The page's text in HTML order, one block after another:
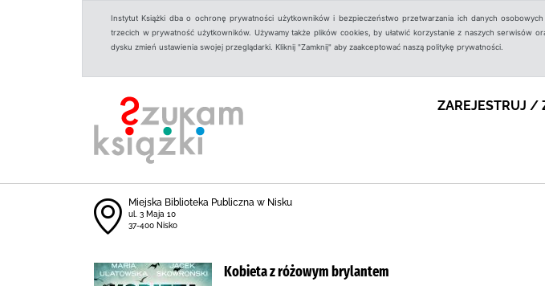
Instytut Książki dba o ochronę prywatności użytkowników i bezpieczeństwo przetwarzania ich danych
trzecich w prywatność użytkowników. Używamy także plików cookies, by ułatwić korzystanie z naszych serwisów
dysku zmień ustawienia swojej przeglądarki. Kliknij "Zamknij" aby zaakceptować naszą politykę prywatności.
ZAREJESTRUJ /
Miejska Biblioteka Publiczna w Nisku
ul. 3 Maja 10
37-400 Nisko
Kobieta z różowym brylantem